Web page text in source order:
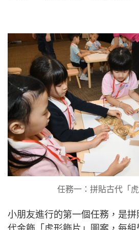
任務一：拼貼古代「虎
小朋友進行的第一個任務，是